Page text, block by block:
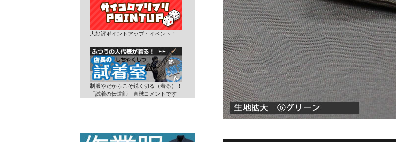
大好評ポイントアップ・イベント！
制服やだからこそ鋭く切る（着る）！
「試着の伝道師」直球コメントです